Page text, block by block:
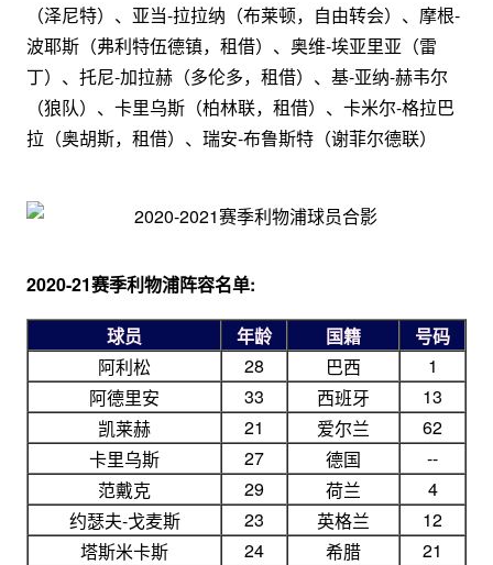
（泽尼特）、亚当-拉拉纳（布莱顿，自由转会）、摩根-
波耶斯（弗利特伍德镇，租借）、奥维-埃亚里亚（雷
丁）、托尼-加拉赫（多伦多，租借）、基-亚纳-赫韦尔
（狼队）、卡里乌斯（柏林联，租借）、卡米尔-格拉巴
拉（奥胡斯，租借）、瑞安-布鲁斯特（谢菲尔德联）
2020-21赛季利物浦阵容名单:
球员 年龄 国籍
号码
阿利松
28 巴西
1
阿德里安
33 西班牙
13
凯莱赫
21 爱尔兰
62
卡里乌斯
27 德国
--
范戴克
29 荷兰
4
约瑟夫-戈麦斯
23 英格兰
12
塔斯米卡斯
24 希腊
21